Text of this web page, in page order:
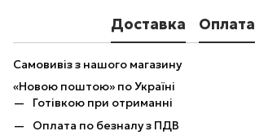
Доставка Оплата
Самовивіз з нашого магазину
«Новою поштою» по Україні
Готівкою при отриманні
Оплата по безналу з ПДВ